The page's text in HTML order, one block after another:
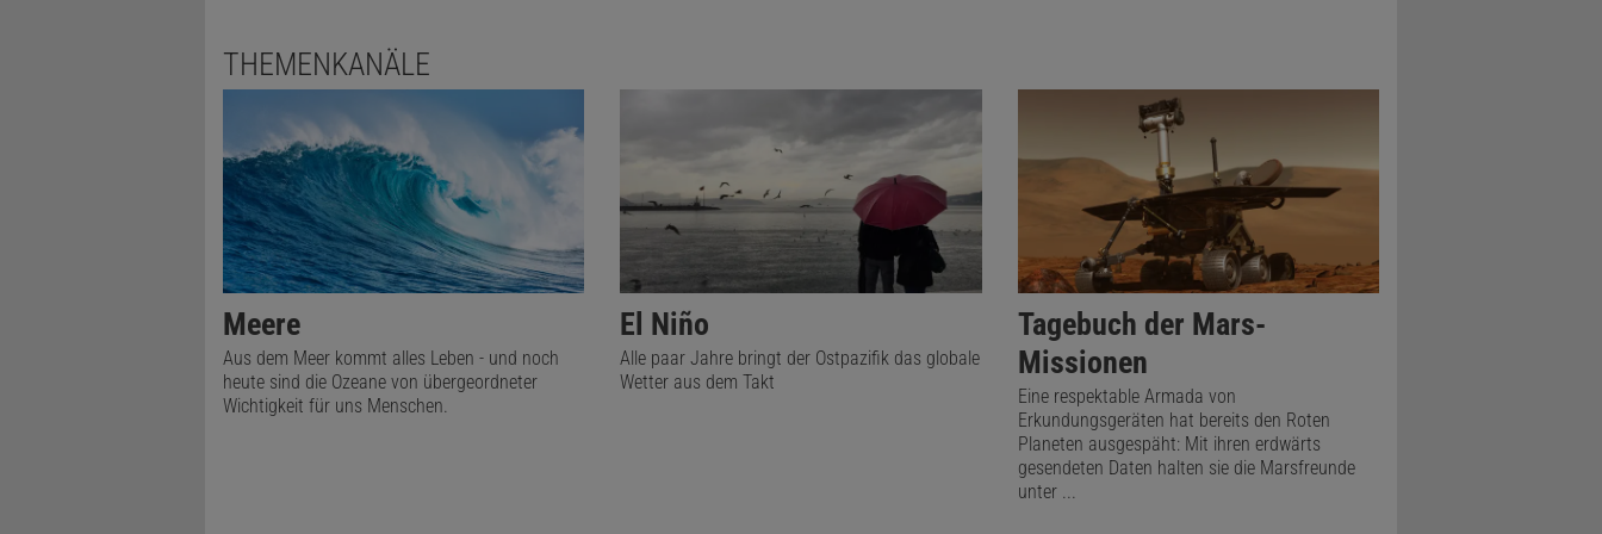
Atmosphäre abgegeben wird. Das wiederum verändert die Windmuster. Wenn ein
Region von Ost nach West wehen, sagt Sarah Larson,
Atmosphärenwissenschaftlerin an der North Carolina State University.
Wie El Niño das Wetter steuert
Diese Veränderungen in der Wärmeverteilung und den Windmustern lösen einen
Dominoeffekt in der Atmosphäre aus. Er wirkt sich erheblich auf das Wetter aus,
das die Menschen weltweit in den kommenden Monaten erleben werden. Die
Anomalie verstärkt tendenziell die Hurrikansaison im östlichen Pazifik, während
sich die Hurrikansaison im Atlantik abschwächt. In ganz Nordamerika drängt El
Niño den Jetstream eher nach Süden. Im Winter, wenn das Phänomen am
THEMENKANÄLE
Meere
Aus dem Meer kommt alles Leben - und noch
heute sind die Ozeane von übergeordneter
Wichtigkeit für uns Menschen.
El Niño
Alle paar Jahre bringt der Ostpazifik das globale
Wetter aus dem Takt
Tagebuch der Mars-
Missionen
Eine respektable Armada von
Erkundungsgeräten hat bereits den Roten
Planeten ausgespäht: Mit ihren erdwärts
gesendeten Daten halten sie die Marsfreunde
unter ...